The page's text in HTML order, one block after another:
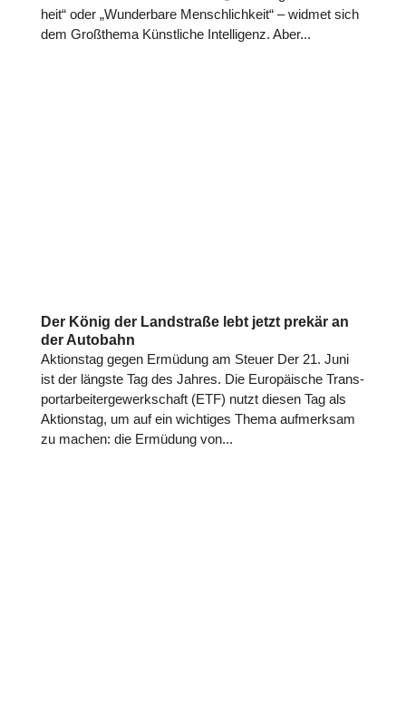
heit“ oder „Wun­der­bare Mensch­lich­keit“ – widmet sich
dem Groß­thema Künst­li­che Intel­li­genz. Aber...
Der König der Landstraße lebt jetzt prekär an
der Autobahn
Akti­ons­tag gegen Ermüdung am Steuer Der 21. Juni
ist der längste Tag des Jahres. Die Euro­päi­sche Trans­
port­ar­bei­ter­ge­werk­schaft (ETF) nutzt diesen Tag als
Akti­ons­tag, um auf ein wich­ti­ges Thema auf­merk­sam
zu machen: die Ermüdung von...